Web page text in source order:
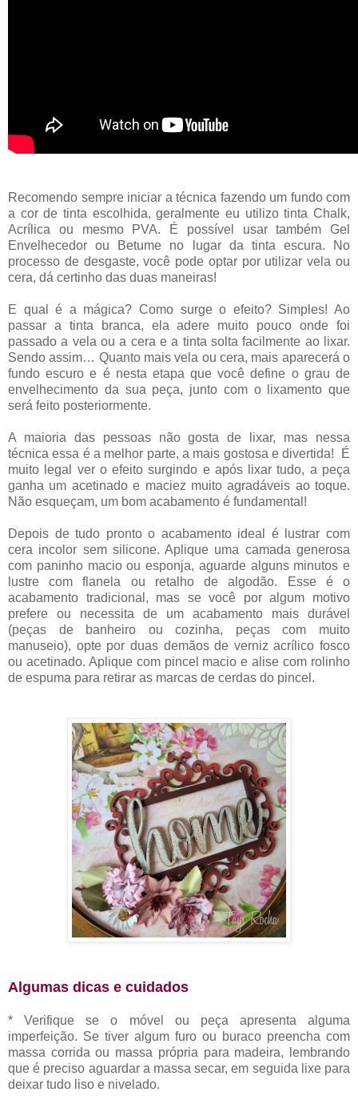
Recomendo sempre iniciar a técnica fazendo um fundo com
a cor de tinta escolhida, geralmente eu utilizo tinta Chalk,
Acrílica ou mesmo PVA.
É possível usar também Gel
Envelhecedor ou Betume no lugar da tinta escura. No
processo de desgaste, você pode optar por utilizar vela ou
cera, dá certinho das duas maneiras!
E qual é a mágica? Como surge o efeito? Simples! Ao
passar a tinta branca, ela adere muito pouco onde foi
passado a vela ou a cera e a tinta solta facilmente ao lixar.
Sendo assim… Quanto mais vela ou cera, mais aparecerá o
fundo escuro e é nesta etapa que você define o grau de
envelhecimento da sua peça, junto com o lixamento que
será feito posteriormente.
A maioria das pessoas não gosta de lixar, mas nessa
técnica essa é a melhor parte, a mais gostosa e divertida! É
muito legal ver o efeito surgindo e após lixar tudo, a peça
ganha um acetinado e maciez muito agradáveis ao toque.
Não esqueçam, um bom acabamento é fundamental!
Depois de tudo pronto o acabamento ideal é lustrar com
cera incolor sem silicone. Aplique uma camada generosa
com paninho macio ou esponja, aguarde alguns minutos e
lustre com flanela ou retalho de algodão. Esse é o
acabamento tradicional, mas se você por algum motivo
prefere ou necessita de um acabamento mais durável
(peças de banheiro ou cozinha, peças com muito
manuseio), opte por duas demãos de verniz acrílico fosco
ou acetinado. Aplique com pincel macio e alise com rolinho
de espuma para retirar as marcas de cerdas do pincel.
Algumas dicas e cuidados
* Verifique se o móvel ou peça apresenta alguma
imperfeição. Se tiver algum furo ou buraco preencha com
massa corrida ou massa própria para madeira, lembrando
que é preciso aguardar a massa secar, em seguida lixe para
deixar tudo liso e nivelado.